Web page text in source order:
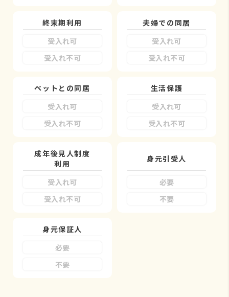
終末期利用
受入れ可
受入れ不可
夫婦での同居
受入れ可
受入れ不可
ペットとの同居
受入れ可
受入れ不可
生活保護
受入れ可
受入れ不可
成年後見人制度
利用
受入れ可
受入れ不可
身元引受人
必要
不要
身元保証人
必要
不要